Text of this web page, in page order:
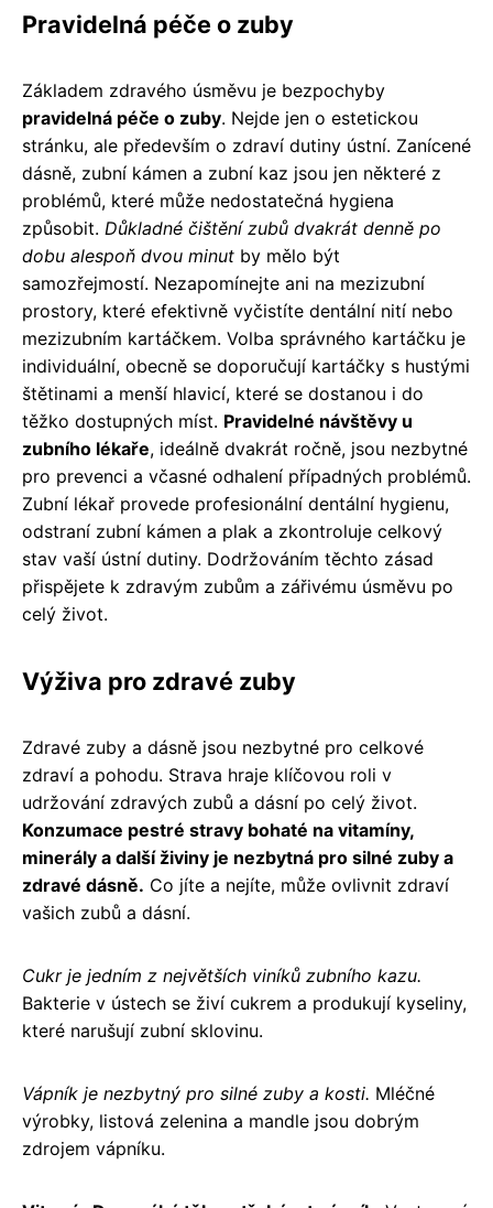
Pravidelná péče o zuby
Základem zdravého úsměvu je bezpochyby
pravidelná péče o zuby. Nejde jen o estetickou
stránku, ale především o zdraví dutiny ústní. Zanícené
dásně, zubní kámen a zubní kaz jsou jen některé z
problémů, které může nedostatečná hygiena
způsobit. Důkladné čištění zubů dvakrát denně po
dobu alespoň dvou minut by mělo být
samozřejmostí. Nezapomínejte ani na mezizubní
prostory, které efektivně vyčistíte dentální nití nebo
mezizubním kartáčkem. Volba správného kartáčku je
individuální, obecně se doporučují kartáčky s hustými
štětinami a menší hlavicí, které se dostanou i do
těžko dostupných míst. Pravidelné návštěvy u
zubního lékaře, ideálně dvakrát ročně, jsou nezbytné
pro prevenci a včasné odhalení případných problémů.
Zubní lékař provede profesionální dentální hygienu,
odstraní zubní kámen a plak a zkontroluje celkový
stav vaší ústní dutiny. Dodržováním těchto zásad
přispějete k zdravým zubům a zářivému úsměvu po
celý život.
Výživa pro zdravé zuby
Zdravé zuby a dásně jsou nezbytné pro celkové
zdraví a pohodu. Strava hraje klíčovou roli v
udržování zdravých zubů a dásní po celý život.
Konzumace pestré stravy bohaté na vitamíny,
minerály a další živiny je nezbytná pro silné zuby a
zdravé dásně. Co jíte a nejíte, může ovlivnit zdraví
vašich zubů a dásní.
Cukr je jedním z největších viníků zubního kazu.
Bakterie v ústech se živí cukrem a produkují kyseliny,
které narušují zubní sklovinu.
Vápník je nezbytný pro silné zuby a kosti. Mléčné
výrobky, listová zelenina a mandle jsou dobrým
zdrojem vápníku.